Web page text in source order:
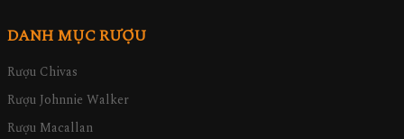
DANH MỤC RƯỢU
Rượu Chivas
Rượu Johnnie Walker
Rượu Macallan